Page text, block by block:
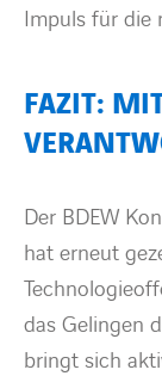
Impuls für die
FAZIT:
Der BDEW
hat erneut
das Gelingen
bringt sich